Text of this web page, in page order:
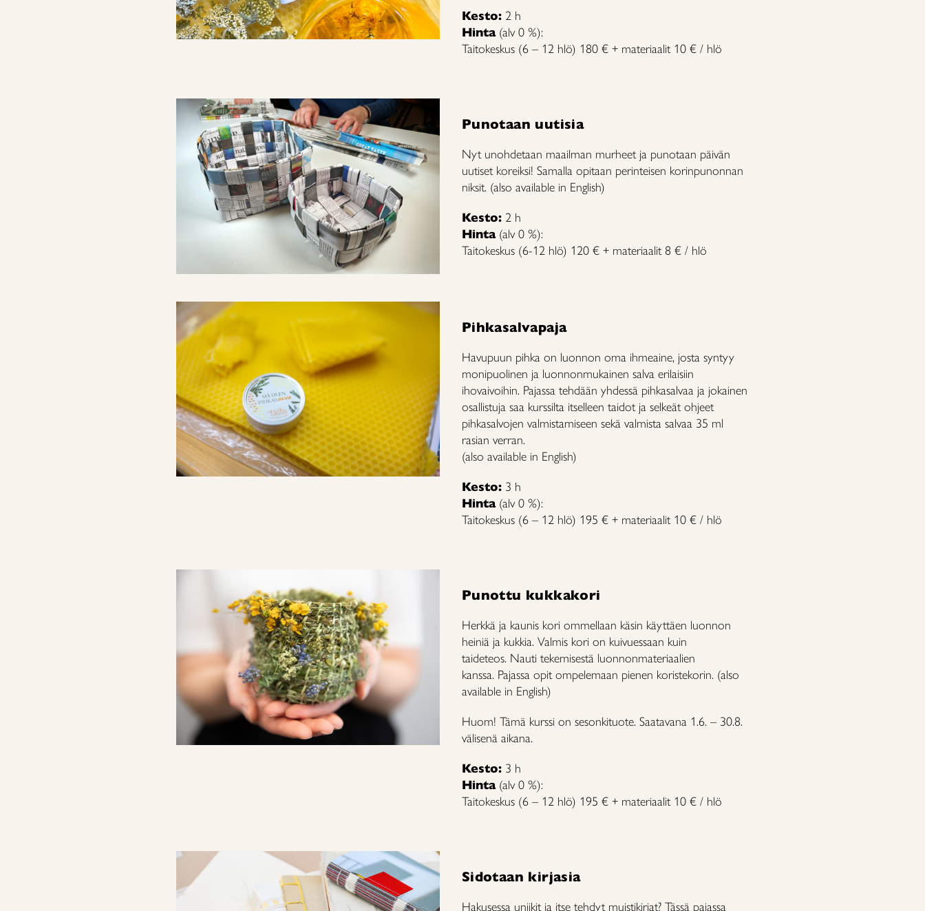
Kesto: 2 h
Hinta (alv 0 %):
Taitokeskus (6 – 12 hlö) 180 € + materiaalit 10 € / hlö
Punotaan uutisia
Nyt unohdetaan maailman murheet ja punotaan päivän
uutiset koreiksi! Samalla opitaan perinteisen korinpunonnan
niksit. (also available in English)
Kesto:2 h
Hinta(alv 0 %):
Taitokeskus (6-12 hlö) 120 € + materiaalit 8 € / hlö
Pihkasalvapaja
Havupuun pihka on luonnon oma ihmeaine, josta syntyy
monipuolinen ja luonnonmukainen salva erilaisiin
ihovaivoihin. Pajassa tehdään yhdessä pihkasalvaa ja jokainen
osallistuja saa kurssilta itselleen taidot ja selkeät ohjeet
pihkasalvojen valmistamiseen sekä valmista salvaa 35 ml
rasian verran.
(also available in English)
Kesto:3 h
Hinta(alv 0 %):
Taitokeskus (6 – 12 hlö) 195 € + materiaalit 10 € / hlö
Punottu kukkakori
Herkkä ja kaunis kori ommellaan käsin käyttäen luonnon
heiniä ja kukkia. Valmis kori on kuivuessaan kuin
taideteos. Nauti tekemisestä luonnonmateriaalien
kanssa. Pajassa opit ompelemaan pienen koristekorin. (also
available in English)
Huom! Tämä kurssi on sesonkituote. Saatavana 1.6. – 30.8.
välisenä aikana.
Kesto:3 h
Hinta(alv 0 %):
Taitokeskus (6 – 12 hlö) 195 € + materiaalit 10 € / hlö
Sidotaan kirjasia
Hakusessa uniikit ja itse tehdyt muistikirjat? Tässä pajassa